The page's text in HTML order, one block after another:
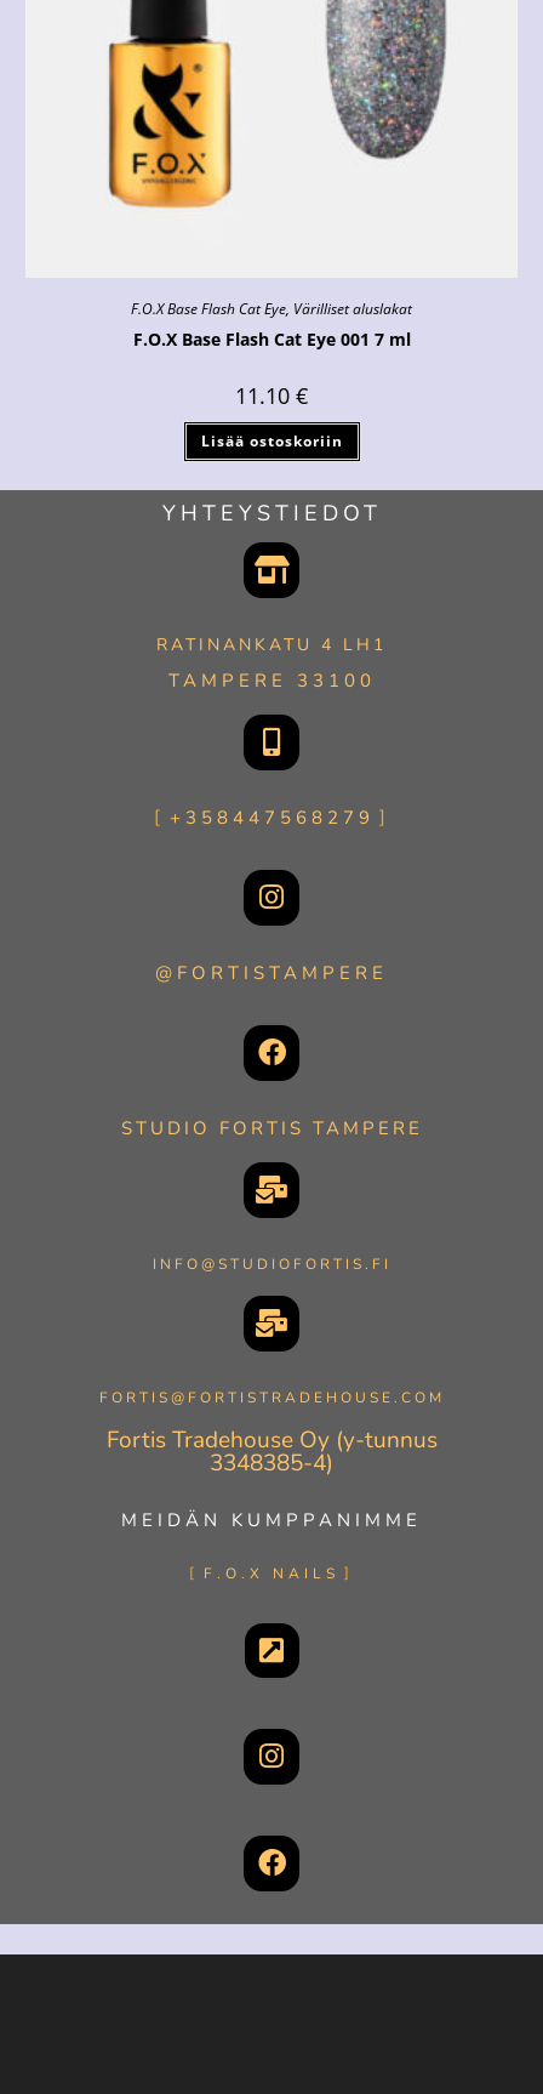
F.O.X Base Flash Cat Eye, Värilliset aluslakat
F.O.X Base Flash Cat Eye 001 7 ml
11.10 €
Lisää ostoskoriin
YHTEYSTIEDOT
RATINANKATU 4 LH1
TAMPERE 33100
+358447568279
@FORTISTAMPERE
STUDIO FORTIS TAMPERE
INFO@STUDIOFORTIS.FI
FORTIS@FORTISTRADEHOUSE.COM
Fortis Tradehouse Oy (y-tunnus
3348385-4)
MEIDÄN KUMPPANIMME
F.O.X NAILS